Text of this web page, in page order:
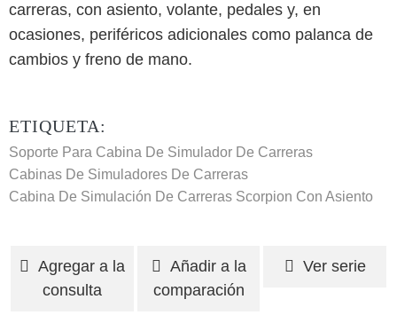
carreras, con asiento, volante, pedales y, en
ocasiones, periféricos adicionales como palanca de
cambios y freno de mano.
ETIQUETA:
Soporte Para Cabina De Simulador De Carreras
Cabinas De Simuladores De Carreras
Cabina De Simulación De Carreras Scorpion Con Asiento
Agregar a la
consulta
Añadir a la
comparación
Ver serie